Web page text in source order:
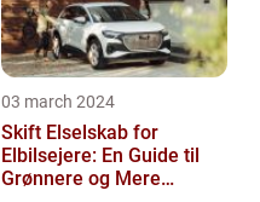
03 march 2024
Skift Elselskab for
Elbilsejere: En Guide til
Grønnere og Mere